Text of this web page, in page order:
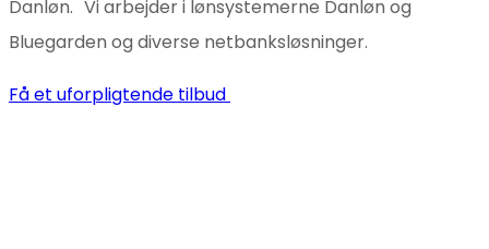
Danløn. Vi arbejder i lønsystemerne Danløn og
Bluegarden og diverse netbanksløsninger.
Få et uforpligtende tilbud